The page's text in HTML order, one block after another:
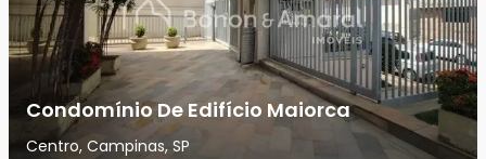
Condomínio De Edifício Maiorca
Centro, Campinas, SP